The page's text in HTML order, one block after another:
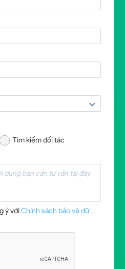
Tìm kiếm đối tác
ý vớiChính sách bảo vệ dữ